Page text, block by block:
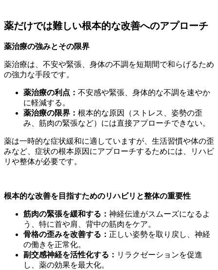
薬だけでは難しい根本的な改善へのアプローチ
薬治療の強みとその限界
薬治療は、不安や緊張、身体の不調を短期間で和らげるため
の強力な手段です。
薬治療の利点： 不安感や緊張、身体的な不調を速やか
に軽減する。
薬治療の限界： 根本的な原因（ストレス、姿勢の歪
み、筋肉の緊張など）には直接アプローチできない。
薬は一時的な症状緩和に適していますが、生活習慣や体の歪
みなど、症状の根本原因にアプローチするためには、リハビ
リや整体が必要です。
根本的な改善を目指すためのリハビリと整体の重要性
筋肉の緊張を緩和する： 神経伝達がスムーズになるよ
う、特に首や肩、背中の筋肉をケア。
骨格の歪みを改善する： 正しい姿勢を取り戻し、神経
の働きを正常化。
副交感神経を活性化する： リラクゼーションを促進
し、薬の効果を最大化。